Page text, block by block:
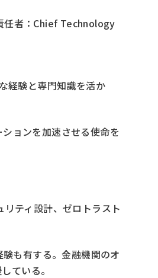
任者：Chief Technology
経験と専門知識を活か
ョンを加速させる使命を
ティ設計、ゼロトラスト
も有する。金融機関のオ
ている。